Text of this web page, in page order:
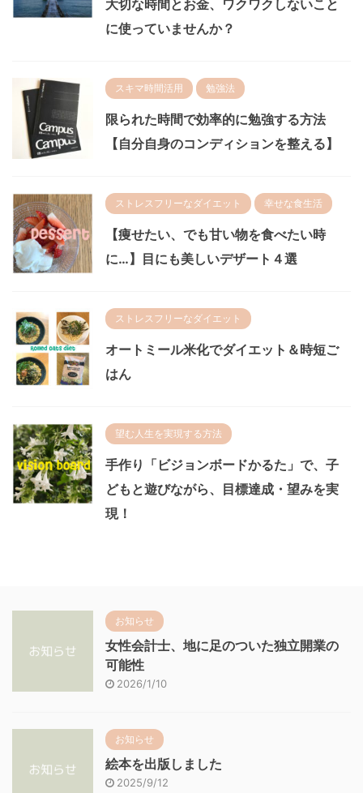
大切な時間とお金、ワクワクしないこと
に使っていませんか？
スキマ時間活用 勉強法
限られた時間で効率的に勉強する方法
【自分自身のコンディションを整える】
ストレスフリーなダイエット 幸せな食生活
【痩せたい、でも甘い物を食べたい時
に…】目にも美しいデザート４選
ストレスフリーなダイエット
オートミール米化でダイエット＆時短ご
はん
望む人生を実現する方法
手作り「ビジョンボードかるた」で、子
どもと遊びながら、目標達成・望みを実
現！
お知らせ
女性会計士、地に足のついた独立開業の
可能性
2026/1/10
お知らせ
絵本を出版しました
2025/9/12